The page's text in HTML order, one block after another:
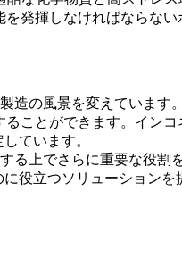
発揮しなければならな
の風景を変えています
ことができます。 インコ
ています。
る上でさらに重要な役割
役立つソリューションを